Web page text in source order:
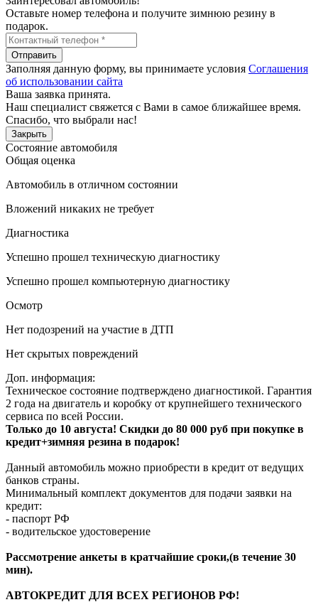
Оставьте номер телефона и получите зимнюю резину в
подарок.
Отправить
Заполняя данную форму, вы принимаете условия Соглашения
об использовании сайта
Ваша заявка принята.
Наш специалист свяжется с Вами в самое ближайшее время.
Спасибо, что выбрали нас!
Закрыть
Состояние автомобиля
Общая оценка
Автомобиль в отличном состоянии
Вложений никаких не требует
Диагностика
Успешно прошел техническую диагностику
Успешно прошел компьютерную диагностику
Осмотр
Нет подозрений на участие в ДТП
Нет скрытых повреждений
Доп. информация:
Техническое состояние подтверждено диагностикой. Гарантия
2 года на двигатель и коробку от крупнейшего технического
сервиса по всей России.
Только до 10 августа! Скидки до 80 000 руб при покупке в
кредит+зимняя резина в подарок!
Данный автомобиль можно приобрести в кредит от ведущих
банков страны.
Минимальный комплект документов для подачи заявки на
кредит:
- паспорт РФ
- водительское удостоверение
Рассмотрение анкеты в кратчайшие сроки,(в течение 30
мин).
АВТОКРЕДИТ ДЛЯ ВСЕХ РЕГИОНОВ РФ!